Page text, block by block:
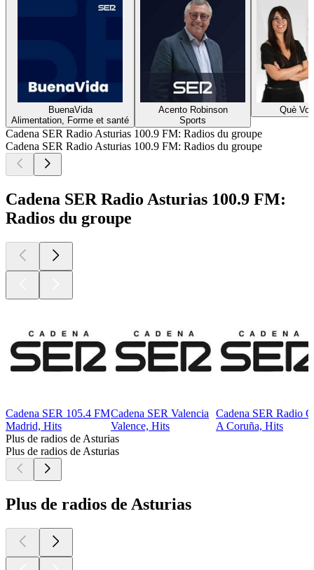
BuenaVida
Alimentation, Forme et santé
Acento Robinson
Sports
Què
Cadena SER Radio Asturias 100.9 FM: Radios du groupe
Cadena SER Radio Asturias 100.9 FM: Radios du groupe
Cadena SER Radio Asturias 100.9 FM:
Radios du groupe
Cadena SER 105.4 FM
Madrid, Hits
Cadena SER Valencia
Valence, Hits
Cadena SER Radio
A Coruña, Hits
Plus de radios de Asturias
Plus de radios de Asturias
Plus de radios de Asturias